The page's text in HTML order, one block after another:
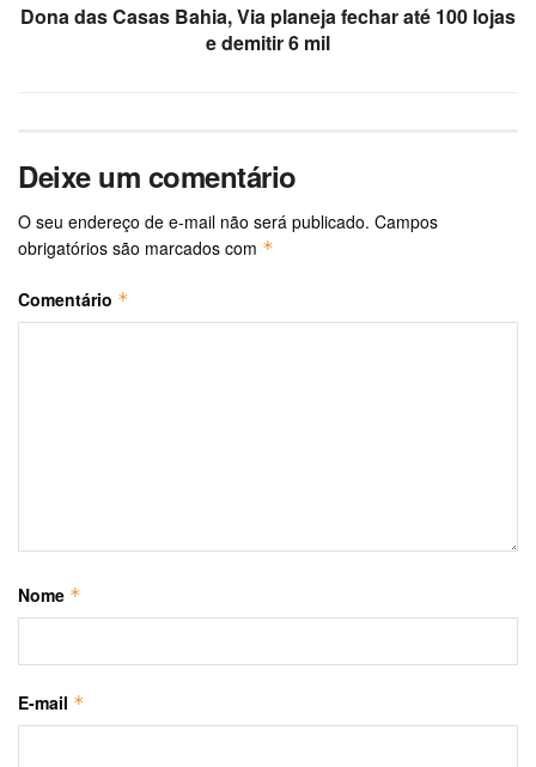
Dona das Casas Bahia, Via planeja fechar até 100 lojas
e demitir 6 mil
Deixe um comentário
O seu endereço de e-mail não será publicado. Campos
obrigatórios são marcados com *
Comentário *
Nome *
E-mail *